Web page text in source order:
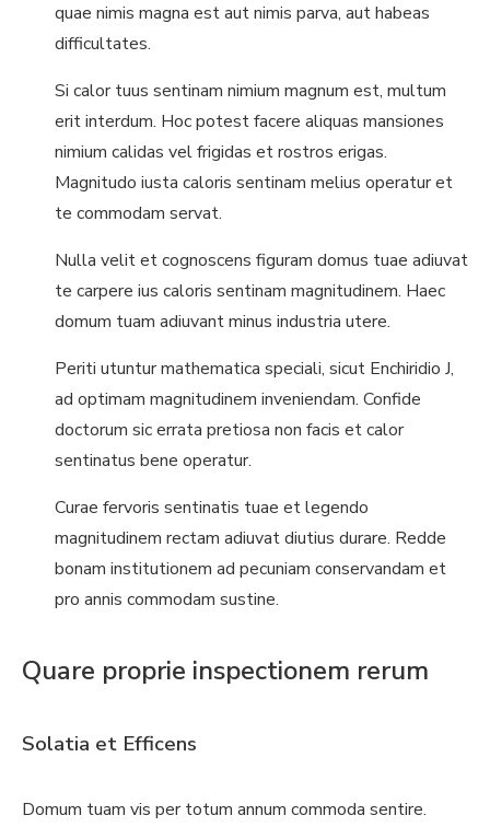
quae nimis magna est aut nimis parva, aut habeas
difficultates.
Si calor tuus sentinam nimium magnum est, multum
erit interdum. Hoc potest facere aliquas mansiones
nimium calidas vel frigidas et rostros erigas.
Magnitudo iusta caloris sentinam melius operatur et
te commodam servat.
Nulla velit et cognoscens figuram domus tuae adiuvat
te carpere ius caloris sentinam magnitudinem. Haec
domum tuam adiuvant minus industria utere.
Periti utuntur mathematica speciali, sicut Enchiridio J,
ad optimam magnitudinem inveniendam. Confide
doctorum sic errata pretiosa non facis et calor
sentinatus bene operatur.
Curae fervoris sentinatis tuae et legendo
magnitudinem rectam adiuvat diutius durare. Redde
bonam institutionem ad pecuniam conservandam et
pro annis commodam sustine.
Quare proprie inspectionem rerum
Solatia et Efficens
Domum tuam vis per totum annum commoda sentire.